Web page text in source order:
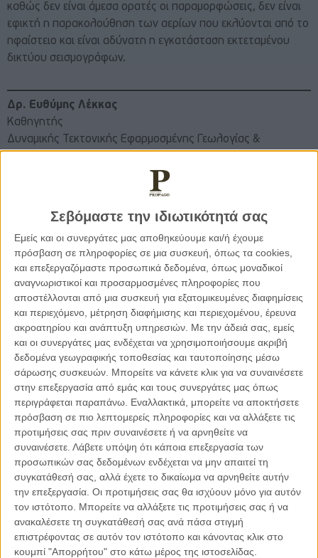
Σεβόμαστε την ιδιωτικότητά σας
Εμείς και οι συνεργάτες μας αποθηκεύουμε και/ή έχουμε
πρόσβαση σε πληροφορίες σε μια συσκευή, όπως τα cookies,
και επεξεργαζόμαστε προσωπικά δεδομένα, όπως μοναδικοί
αναγνωριστικοί και προσαρμοσμένες πληροφορίες που
αποστέλλονται από μια συσκευή για εξατομικευμένες διαφημίσεις
και περιεχόμενο, μέτρηση διαφήμισης και περιεχομένου, έρευνα
ακροατηρίου και ανάπτυξη υπηρεσιών. Με την άδειά σας, εμείς
και οι συνεργάτες μας ενδέχεται να χρησιμοποιήσουμε ακριβή
δεδομένα γεωγραφικής τοποθεσίας και ταυτοποίησης μέσω
σάρωσης συσκευών. Μπορείτε να κάνετε κλικ για να συναινέσετε
στην επεξεργασία από εμάς και τους συνεργάτες μας όπως
περιγράφεται παραπάνω. Εναλλακτικά, μπορείτε να αποκτήσετε
πρόσβαση σε πιο λεπτομερείς πληροφορίες και να αλλάξετε τις
προτιμήσεις σας πριν συναινέσετε ή να αρνηθείτε να
συναινέσετε. Λάβετε υπόψη ότι κάποια επεξεργασία των
προσωπικών σας δεδομένων ενδέχεται να μην απαιτεί τη
συγκατάθεσή σας, αλλά έχετε το δικαίωμα να αρνηθείτε αυτήν
την επεξεργασία. Οι προτιμήσεις σας θα ισχύουν μόνο για αυτόν
τον ιστότοπο. Μπορείτε να αλλάξετε τις προτιμήσεις σας ή να
ανακαλέσετε τη συγκατάθεσή σας ανά πάσα στιγμή
επιστρέφοντας σε αυτόν τον ιστότοπο και κάνοντας κλικ στο
κουμπί "Απορρήτου" στο κάτω μέρος της ιστοσελίδας.
καθώς δεν είναι άμεσα ορατές οι παραμορφώσεις, δεν είναι
εφικτή η παρακολούθηση των αερίων που εκλύονται από το
ηφαίστειο και είναι αδύνατη η εγκατάσταση εκτεταμένου
δικτύου σεισμογράφων.
Δρ. Ευθύμης Λέκκας
Καθηγητής
Δυναμικής Τεκτονικής Εφαρμοσμένης Γεωλογίας &
Διευθυντής Εργαστηρίου Διαχείρισης Καταστροφών
Διευθυντής ΠΜΣ “Στρατηγικές Διαχείρισης Περιβάλλοντος,
Πρόεδρος Τμήματος Γεωλογίας και Γεωπεριβάλλοντος
Εθνικό & Καποδιστριακό Πανεπιστήμιο Αθηνών
Πρόεδρος Οργανισμού Αντισεισμικού Σχεδιασμού &
Προστασίας
Πρ. Πρόεδρος της Ελληνικής Γεωλογικής Εταιρίας
Κοινοποιήστε:
Facebook X LinkedIn WhatsApp
Εκτύπωση
ΤΟ ΘΕΜΑ ΤΗΣ ΗΜΈΡΑΣ
Διαβάστε περισσότερα: